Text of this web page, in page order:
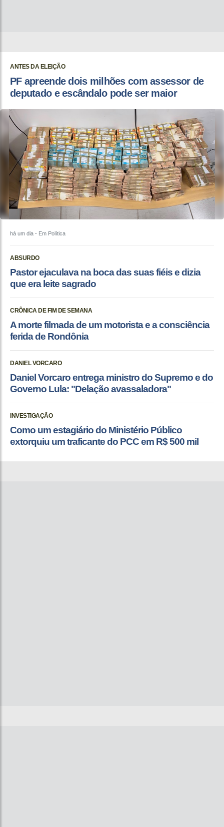
ANTES DA ELEIÇÃO
PF apreende dois milhões com assessor de
deputado e escândalo pode ser maior
há um dia - Em Política
ABSURDO
Pastor ejaculava na boca das suas fiéis e dizia
que era leite sagrado
CRÔNICA DE FIM DE SEMANA
A morte filmada de um motorista e a consciência
ferida de Rondônia
DANIEL VORCARO
Daniel Vorcaro entrega ministro do Supremo e do
Governo Lula: "Delação avassaladora"
INVESTIGAÇÃO
Como um estagiário do Ministério Público
extorquiu um traficante do PCC em R$ 500 mil